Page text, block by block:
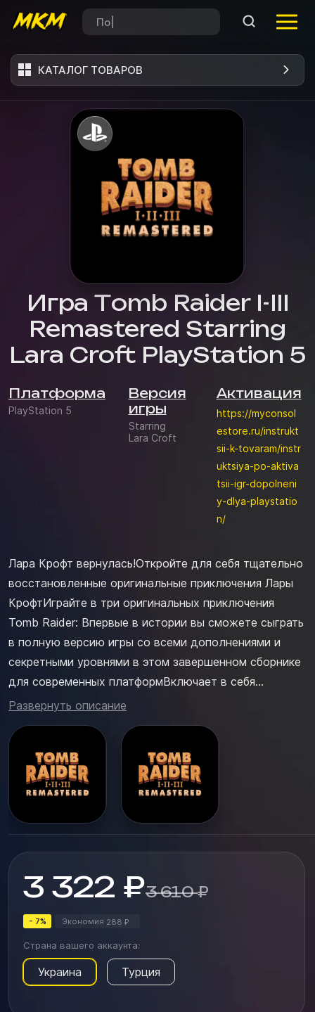
КАТАЛОГ ТОВАРОВ
Игра Tomb Raider I-III
Remastered Starring
Lara Croft PlayStation 5
Платформа
PlayStation 5
Версия
игры
Starring
Lara Croft
Активация
https://myconsol
estore.ru/instrukt
sii-k-tovaram/instr
uktsiya-po-aktiva
tsii-igr-dopolneni
y-dlya-playstatio
n/
Лара Крофт вернулась!Откройте для себя тщательно
восстановленные оригинальные приключения Лары
КрофтИграйте в три оригинальных приключения
Tomb Raider: Впервые в истории вы сможете сыграть
в полную версию игры со всеми дополнениями и
секретными уровнями в этом завершенном сборнике
для современных платформВключает в себя
игрыTomb Raider I + Unfinished BusinessTomb Raider II
ArtifactРазгадайте древние тайны: Откройте для
себя сокровища древнего мира, реша...
Развернуть описание
3 322 ₽3 610 ₽
- 7% Экономия 288 ₽
Страна вашего аккаунта:
Украина Турция